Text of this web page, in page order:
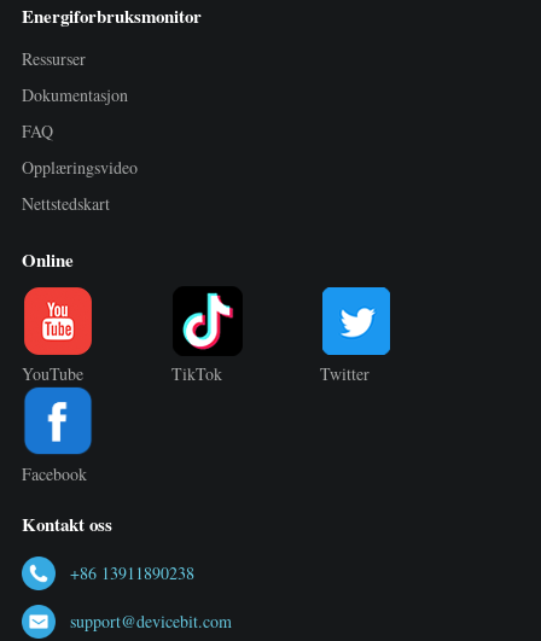
Energiforbruksmonitor
Ressurser
Dokumentasjon
FAQ
Opplæringsvideo
Nettstedskart
Online
YouTube TikTok Twitter
Facebook
Kontakt oss
+86 13911890238
support@devicebit.com